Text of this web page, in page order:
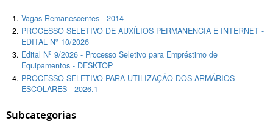
Vagas Remanescentes - 2014
PROCESSO SELETIVO DE AUXÍLIOS PERMANÊNCIA E INTERNET -
EDITAL Nº 10/2026
Edital Nº 9/2026 - Processo Seletivo para Empréstimo de
Equipamentos - DESKTOP
PROCESSO SELETIVO PARA UTILIZAÇÃO DOS ARMÁRIOS
ESCOLARES - 2026.1
Subcategorias